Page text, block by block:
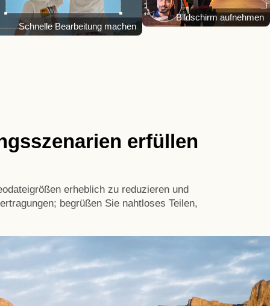
Schnelle Bearbeitung machen
Bildschirm aufnehmen
erfüllen
erheblich zu reduzieren und
begrüßen Sie nahtloses Teilen,